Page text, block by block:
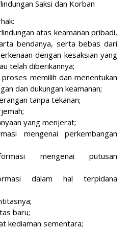
Saksi dan Korban
atas keamanan pribadi,
bendanya, serta bebas dari
dengan kesaksian yang
telah diberikannya;
memilih dan menentukan
dan dukungan keamanan;
tanpa tekanan;
yang menjerat;
mengenai perkembangan
mengenai putusan
dalam hal terpidana
baru;
kediaman sementara;